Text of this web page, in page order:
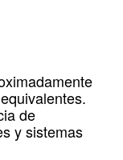
de
y sistemas